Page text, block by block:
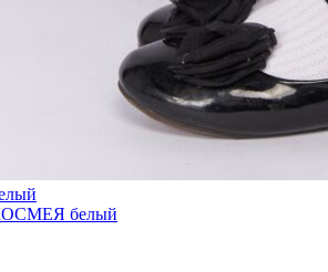
белый